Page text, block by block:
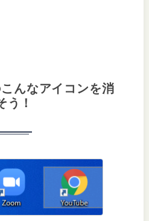
んなアイコンを消
う！